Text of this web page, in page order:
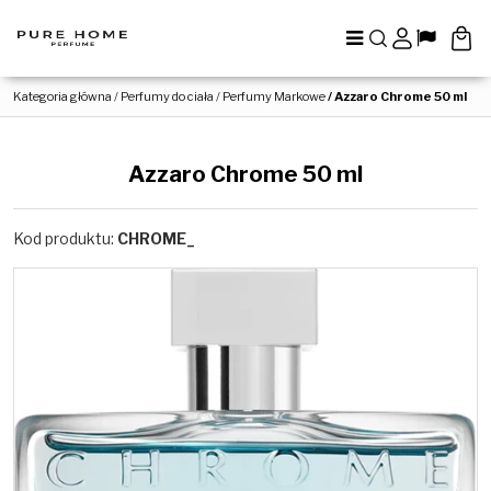
Menu
SzukajPanelLang
Kategoria główna / Perfumy do ciała / Perfumy Markowe/Azzaro Chrome 50 ml
Azzaro Chrome 50 ml
Kod produktu: CHROME_